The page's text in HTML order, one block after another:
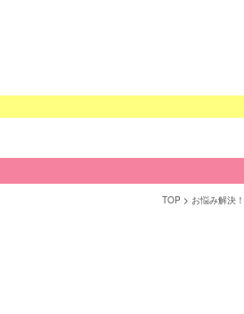
TOP お悩み解決